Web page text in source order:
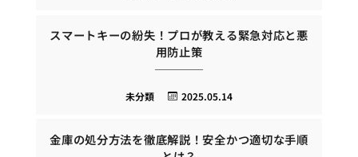
スマートキーの紛失！プロが教える緊急対応と悪
用防止策
2025.05.14
未分類
金庫の処分方法を徹底解説！安全かつ適切な手順